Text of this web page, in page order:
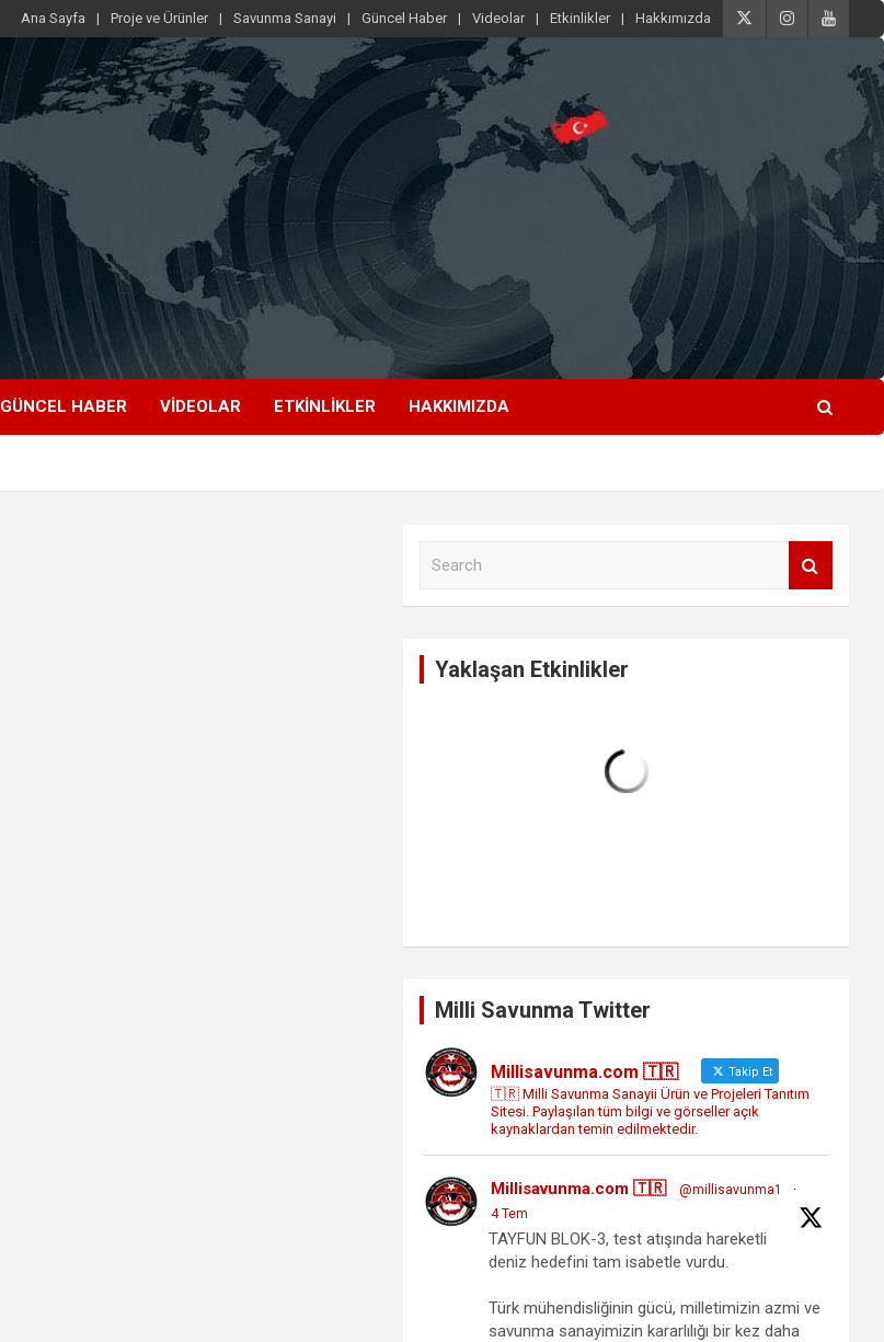
Ana Sayfa Proje ve Ürünler Savunma Sanayi Güncel Haber Videolar Etkinlikler Hakkımızda
GÜNCEL HABER VIDEOLAR ETKINLIKLER HAKKIMIZDA
Yaklaşan Etkinlikler
Milli Savunma Twitter
Millisavunma.com 🇹🇷 Takip Et
🇹🇷 Milli Savunma Sanayii Ürün ve Projeleri Tanıtım
Sitesi. Paylaşılan tüm bilgi ve görseller açık
kaynaklardan temin edilmektedir.
Millisavunma.com 🇹🇷 @millisavunma1
·
4 Tem
TAYFUN BLOK-3, test atışında hareketli
deniz hedefini tam isabetle vurdu.
Türk mühendisliğinin gücü, milletimizin azmi ve
savunma sanayimizin kararlılığı bir kez daha